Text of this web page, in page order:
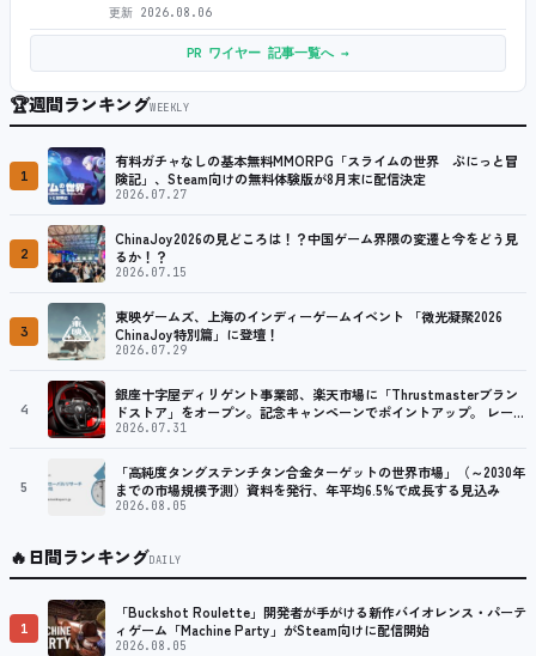
更新 2026.08.06
PR ワイヤー 記事一覧へ →
🏆週間ランキングWEEKLY
1
有料ガチャなしの基本無料MMORPG「スライムの世界 ぷにっと冒
険記」、Steam向けの無料体験版が8月末に配信決定
2026.07.27
2
ChinaJoy2026の見どころは！？中国ゲーム界隈の変遷と今をどう見
るか！？
2026.07.15
3
東映ゲームズ、上海のインディーゲームイベント 「微光凝聚2026
ChinaJoy特別篇」に登壇！
2026.07.29
4
銀座十字屋ディリゲント事業部、楽天市場に「Thrustmasterブラン
ドストア」をオープン。記念キャンペーンでポイントアップ。 レーシ
ング／フライトシム向けコントローラーを中心に、幅広くラインナッ
2026.07.31
5
「高純度タングステンチタン合金ターゲットの世界市場」（～2030年
までの市場規模予測）資料を発行、年平均6.5%で成長する見込み
2026.08.05
🔥日間ランキングDAILY
1
「Buckshot Roulette」開発者が手がける新作バイオレンス・パーテ
ィゲーム「Machine Party」がSteam向けに配信開始
2026.08.05